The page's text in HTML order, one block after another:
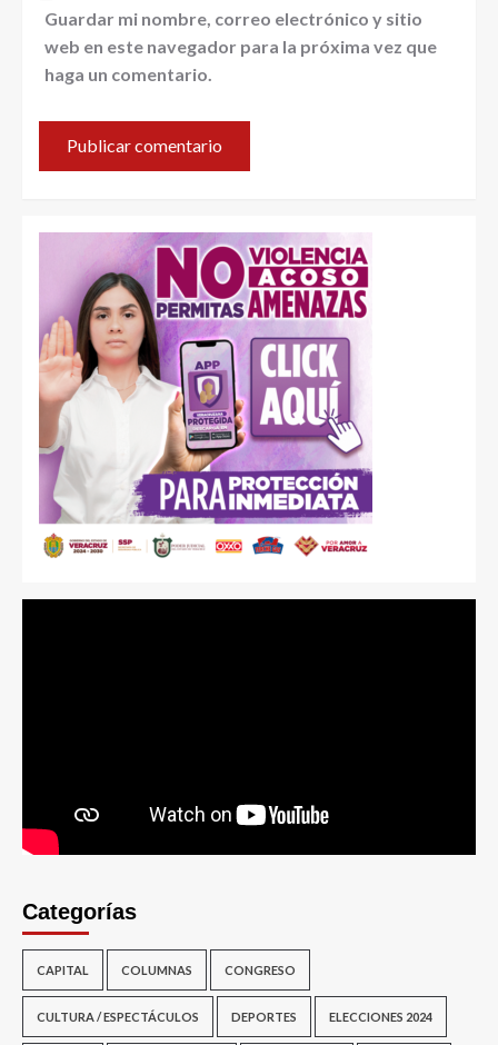
Guardar mi nombre, correo electrónico y sitio
web en este navegador para la próxima vez que
haga un comentario.
Categorías
CAPITAL COLUMNAS CONGRESO
CULTURA / ESPECTÁCULOS DEPORTES ELECCIONES 2024